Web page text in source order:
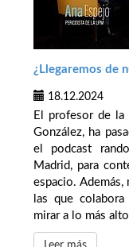
¿Llegaremos de
18.12.2024
El profesor de la
González, ha
el podcast
Madrid, para
espacio. Además,
las que
mirar a lo más